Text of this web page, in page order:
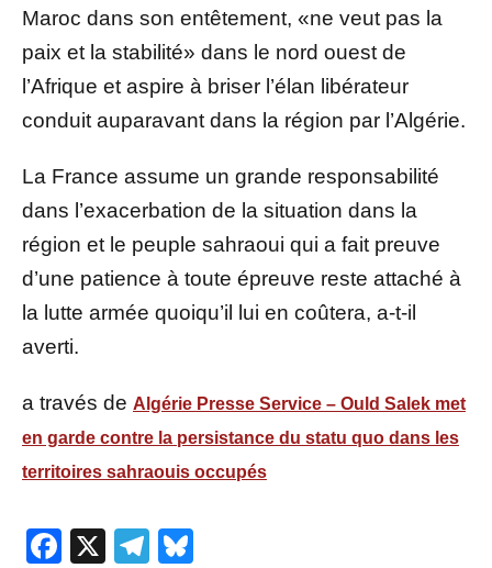
Maroc dans son entêtement, «ne veut pas la
paix et la stabilité» dans le nord ouest de
l’Afrique et aspire à briser l’élan libérateur
conduit auparavant dans la région par l’Algérie.
La France assume un grande responsabilité
dans l’exacerbation de la situation dans la
région et le peuple sahraoui qui a fait preuve
d’une patience à toute épreuve reste attaché à
la lutte armée quoiqu’il lui en coûtera, a-t-il
averti.
a través de Algérie Presse Service – Ould Salek met
en garde contre la persistance du statu quo dans les
territoires sahraouis occupés
Facebook
X Telegram